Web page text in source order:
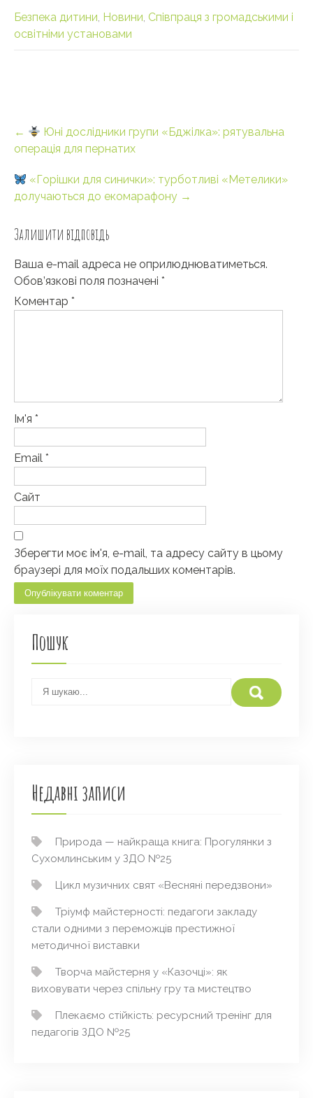
Безпека дитини, Новини, Співпраця з громадськими і
освітніми установами
navigation
←
Юні дослідники групи «Бджілка»: рятувальна
операція для пернатих
«Горішки для синички»: турботливі «Метелики»
долучаються до екомарафону →
Залишити відповідь
Ваша e-mail адреса не оприлюднюватиметься.
Обов’язкові поля позначені *
Коментар *
Ім'я *
Email *
Сайт
Зберегти моє ім'я, e-mail, та адресу сайту в цьому
браузері для моїх подальших коментарів.
Пошук
Недавні записи
Природа — найкраща книга: Прогулянки з
Сухомлинським у ЗДО №25
Цикл музичних свят «Весняні передзвони»
Тріумф майстерності: педагоги закладу
стали одними з переможців престижної
методичної виставки
Творча майстерня у «Казочці»: як
виховувати через спільну гру та мистецтво
Плекаємо стійкість: ресурсний тренінг для
педагогів ЗДО №25